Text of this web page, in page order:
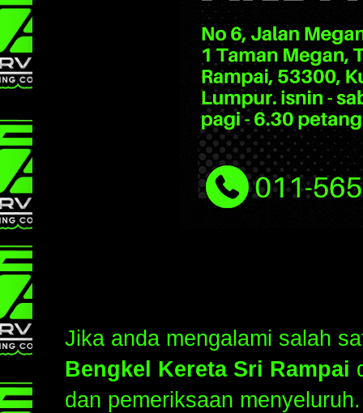
Jika anda mengalami salah
Bengkel Kereta Sri Rampai
dan pemeriksaan menyeluruh.